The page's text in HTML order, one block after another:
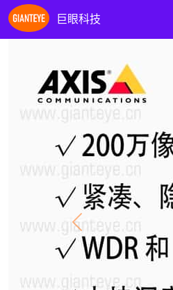
巨眼科技
Previous